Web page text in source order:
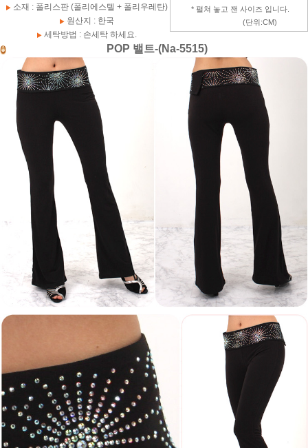
소재 : 폴리스판 (폴리에스텔 + 폴리우레탄)
원산지 : 한국
세탁방법 : 손세탁 하세요.
* 펼쳐 놓고 잰 사이즈 입니다.
(단위:CM)
POP 밸트-(Na-5515)